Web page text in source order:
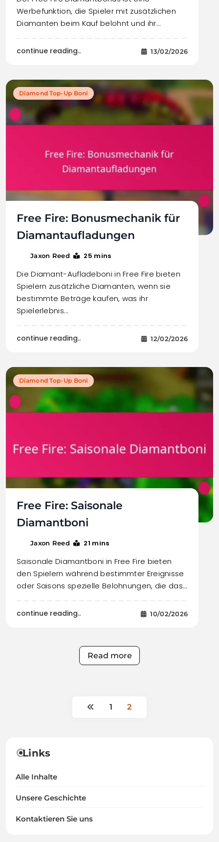
Werbefunktion, die Spieler mit zusätzlichen
Diamanten beim Kauf belohnt und ihr…
continue reading.. 13/02/2026
Diamond Top-Up Boni
Free Fire: Bonusmechanik für
Diamantaufladungen
Jaxon Reed 25 mins
Die Diamant-Aufladeboni in Free Fire bieten
Spielern zusätzliche Diamanten, wenn sie
bestimmte Beträge kaufen, was ihr
Spielerlebnis…
continue reading.. 12/02/2026
Diamond Top-Up Boni
Free Fire: Saisonale
Diamantboni
Jaxon Reed 21 mins
Saisonale Diamantboni in Free Fire bieten
den Spielern während bestimmter Ereignisse
oder Saisons spezielle Belohnungen, die das…
continue reading.. 10/02/2026
Read more
1 2
Links
Alle Inhalte
Unsere Geschichte
Kontaktieren Sie uns